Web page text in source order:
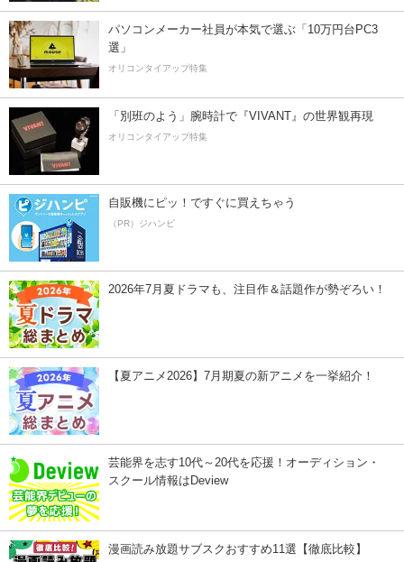
パソコンメーカー社員が本気で選ぶ「10万円台PC3
選」
オリコンタイアップ特集
「別班のよう」腕時計で『VIVANT』の世界観再現
オリコンタイアップ特集
自販機にピッ！ですぐに買えちゃう
（PR）ジハンピ
2026年7月夏ドラマも、注目作＆話題作が勢ぞろい！
【夏アニメ2026】7月期夏の新アニメを一挙紹介！
芸能界を志す10代～20代を応援！オーディション・
スクール情報はDeview
漫画読み放題サブスクおすすめ11選【徹底比較】